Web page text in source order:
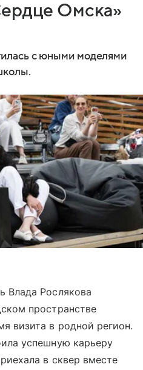
Омска»
с юными моделями
Влада Рослякова
пространстве
визита в родной регион.
успешную карьеру
в сквер вместе